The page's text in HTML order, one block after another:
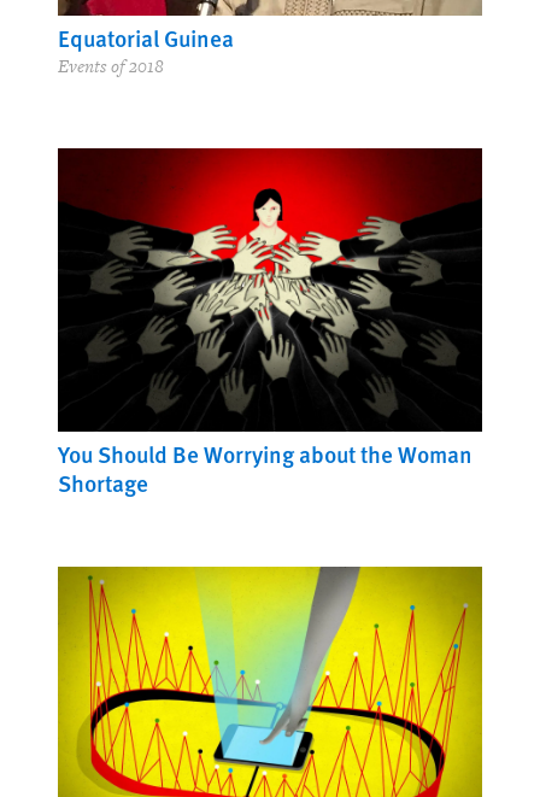
Equatorial Guinea
Events of 2018
You Should Be Worrying about the Woman
Shortage